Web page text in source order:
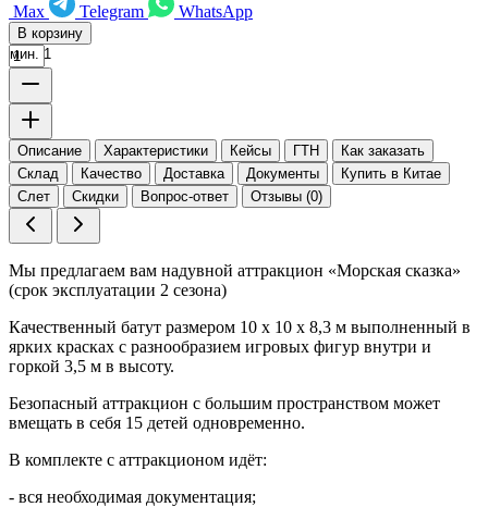
Max
Telegram WhatsApp
В корзину
мин. 1
Описание Характеристики Кейсы ГТН
Как заказать
Склад
Качество Доставка Документы
Купить в Китае
Слет
Скидки Вопрос-ответ Отзывы (0)
Мы предлагаем вам надувной аттракцион «Морская сказка»
(срок эксплуатации 2 сезона)
Качественный батут размером 10 х 10 х 8,3 м выполненный в
ярких красках с разнообразием игровых фигур внутри и
горкой 3,5 м в высоту.
Безопасный аттракцион с большим пространством может
вмещать в себя 15 детей одновременно.
В комплекте с аттракционом идёт:
- вся необходимая документация;